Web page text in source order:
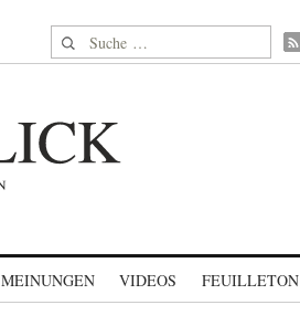
Suche nach:
MEINUNGEN VIDEOS FEUILLETON